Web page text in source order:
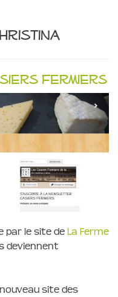
Fermiers
par le site de La Ferme
deviennent
site des